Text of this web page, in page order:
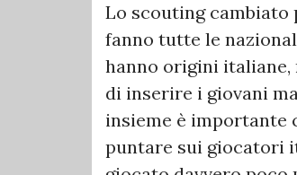
Lo scouting
fanno tutte le
hanno origini italiane,
di inserire i giovani
insieme è importante
puntare sui giocatori